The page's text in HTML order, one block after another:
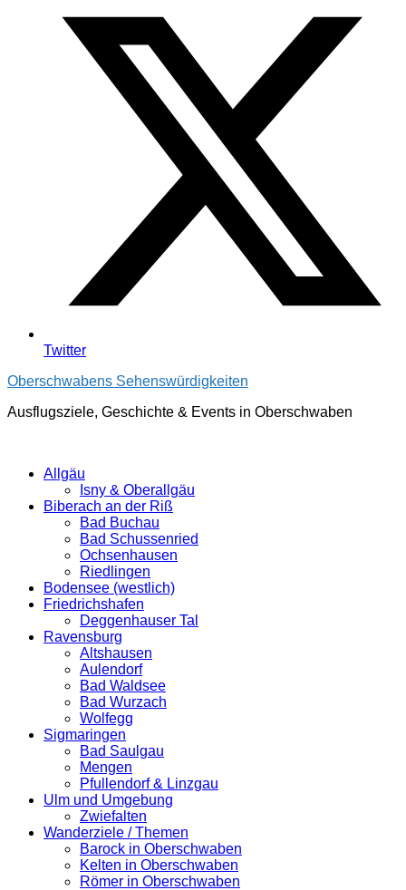
Twitter
Oberschwabens Sehenswürdigkeiten
Ausflugsziele, Geschichte & Events in Oberschwaben
Allgäu
Isny & Oberallgäu
Biberach an der Riß
Bad Buchau
Bad Schussenried
Ochsenhausen
Riedlingen
Bodensee (westlich)
Friedrichshafen
Deggenhauser Tal
Ravensburg
Altshausen
Aulendorf
Bad Waldsee
Bad Wurzach
Wolfegg
Sigmaringen
Bad Saulgau
Mengen
Pfullendorf & Linzgau
Ulm und Umgebung
Zwiefalten
Wanderziele / Themen
Barock in Oberschwaben
Kelten in Oberschwaben
Römer in Oberschwaben